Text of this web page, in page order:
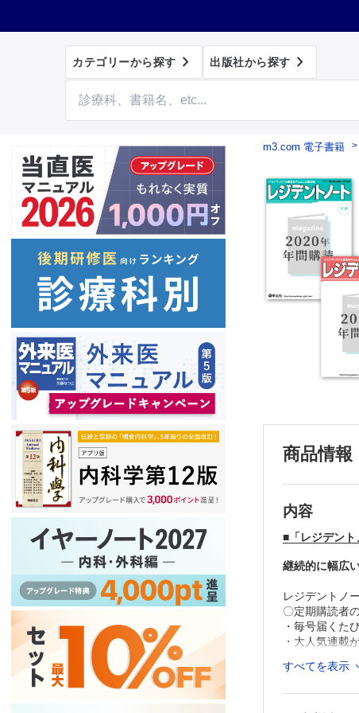
カテゴリーから探す  出版社から探す 
m3.com 電子書籍
商品情報
内容
■「レジデン
継続的に幅広
レジデントノ
〇定期購読者
・毎号届くた
・大人気連載
・勉強の習慣
すべてを表示